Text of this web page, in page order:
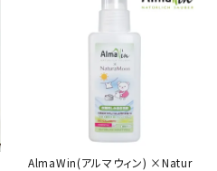
AlmaWin(アルマウィン) ×Natur